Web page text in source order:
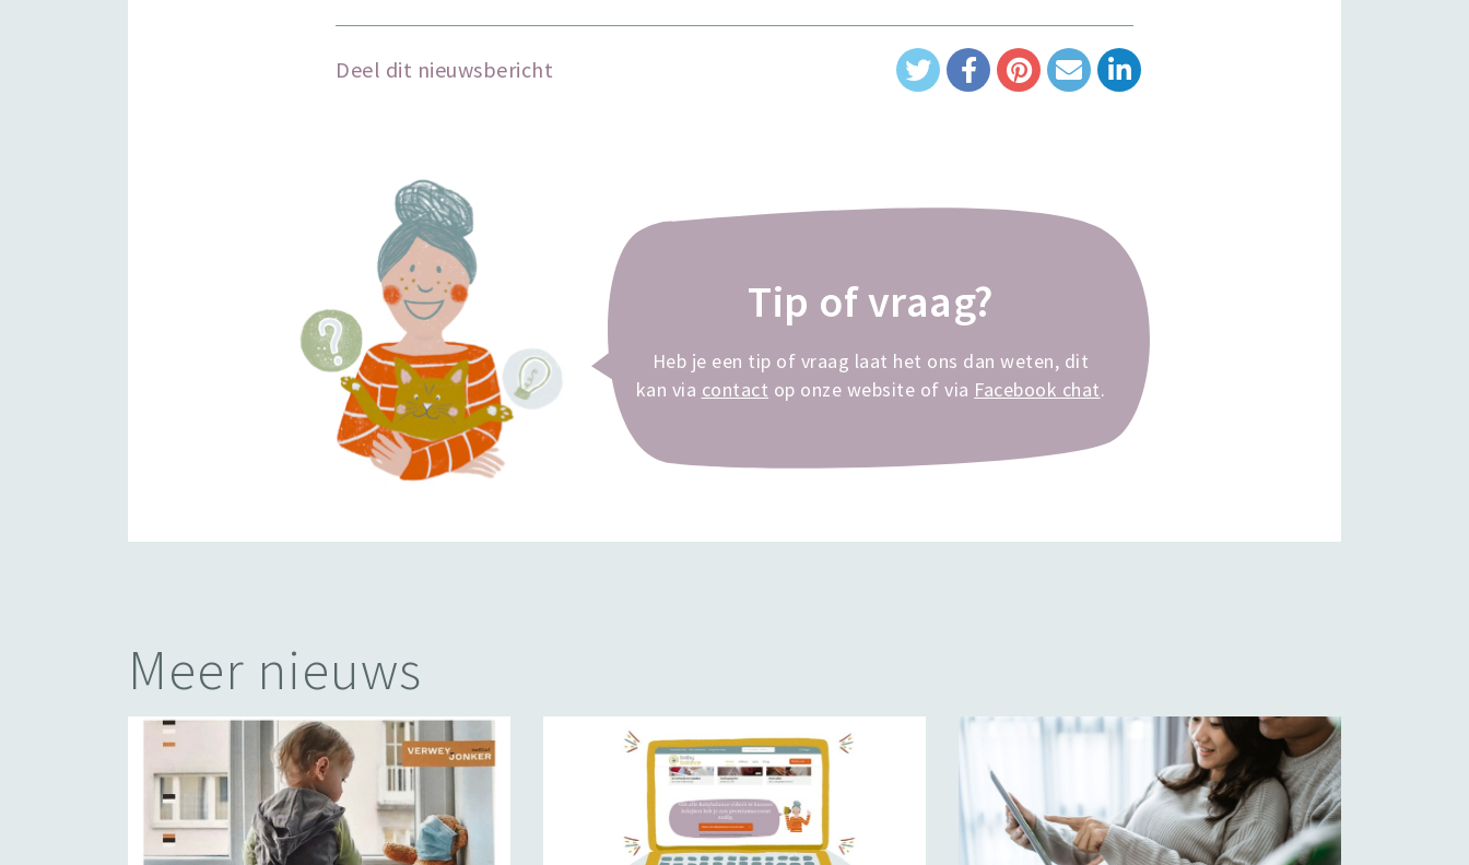
Deel dit nieuwsbericht
Tip of vraag?
Heb je een tip of vraag laat het ons dan weten, dit
kan via contact op onze website of via Facebook chat.
Meer nieuws